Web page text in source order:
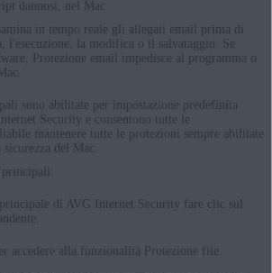
dannosi, nel Mac.
in tempo reale gli allegati email prima di
l'esecuzione, la modifica o il salvataggio. Se
Protezione email impedisce al programma o
sono abilitate per impostazione predefinita
Security e consentono tutte le
mantenere tutte le protezioni sempre abilitate
del Mac.
di AVG Internet Security fare clic sul
accedere alla funzionalità Protezione file.